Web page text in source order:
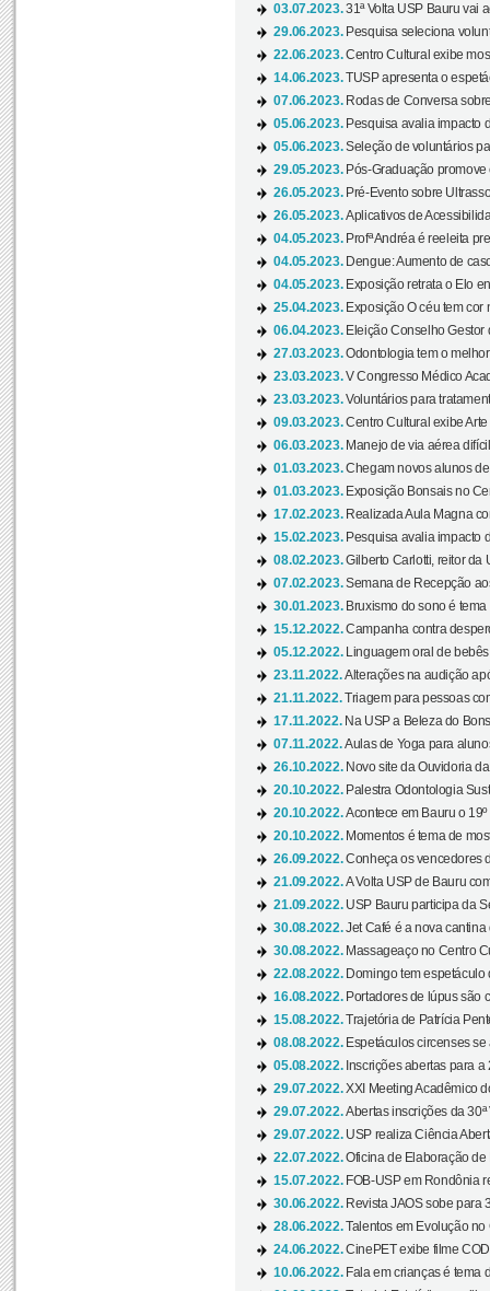
03.07.2023.31ª Volta USP Bauru vai
29.06.2023. Pesquisa seleciona
22.06.2023.Centro Cultural exibe
14.06.2023.TUSP apresenta o
07.06.2023. Rodas de Conversa
05.06.2023. Pesquisa avalia impacto
05.06.2023.Seleção de voluntários
29.05.2023. Pós-Graduação
26.05.2023. Pré-Evento sobre
26.05.2023.Aplicativos de
04.05.2023. Profª Andréa é reeleita
04.05.2023. Dengue: Aumento de
04.05.2023. Exposição retrata o Elo
25.04.2023. Exposição O céu tem cor
06.04.2023. Eleição Conselho Gestor
27.03.2023.Odontologia tem o
23.03.2023.V Congresso Médico
23.03.2023.Voluntários para
09.03.2023.Centro Cultural exibe
06.03.2023. Manejo de via aérea
01.03.2023.Chegam novos alunos
01.03.2023. Exposição Bonsais no
17.02.2023. Realizada Aula Magna
15.02.2023. Pesquisa avalia impacto
08.02.2023.Gilberto Carlotti, reitor da
07.02.2023.Semana de Recepção
30.01.2023. Bruxismo do sono é
15.12.2022.Campanha contra
05.12.2022.
Linguagem oral de
23.11.2022.Alterações na audição
21.11.2022.Triagem para pessoas
17.11.2022. Na USP a Beleza do
07.11.2022.Aulas de Yoga para
26.10.2022. Novo site da Ouvidoria
20.10.2022. Palestra Odontologia
20.10.2022.Acontece em Bauru o 19º
20.10.2022. Momentos é tema de
26.09.2022.Conheça os vencedores
21.09.2022.A Volta USP de Bauru
21.09.2022. USP Bauru participa da
30.08.2022.Jet Café é a nova
30.08.2022. Massageaço no Centro
22.08.2022. Domingo tem espetáculo
16.08.2022. Portadores de lúpus são
15.08.2022.Trajetória de Patrícia
08.08.2022. Espetáculos circenses
05.08.2022. Inscrições abertas para a
29.07.2022.XXI Meeting Acadêmico
29.07.2022.Abertas inscrições da 30ª
29.07.2022. USP realiza Ciência
22.07.2022.Oficina de Elaboração de
15.07.2022. FOB-USP em Rondônia
30.06.2022. Revista JAOS sobe para
28.06.2022.Talentos em Evolução no
24.06.2022.CinePET exibe filme
10.06.2022. Fala em crianças é tema